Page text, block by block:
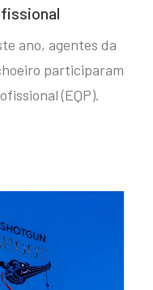
ano, agentes da
participaram
(EQP).